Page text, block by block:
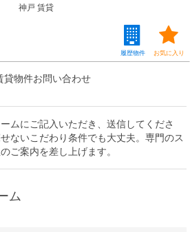
神戸 賃貸
お気に入り
履歴物件
貸物件お問い合わせ
ムにご記入いただき、送信してくださ
ないこだわり条件でも大丈夫。専門のス
ご案内を差し上げます。
ム